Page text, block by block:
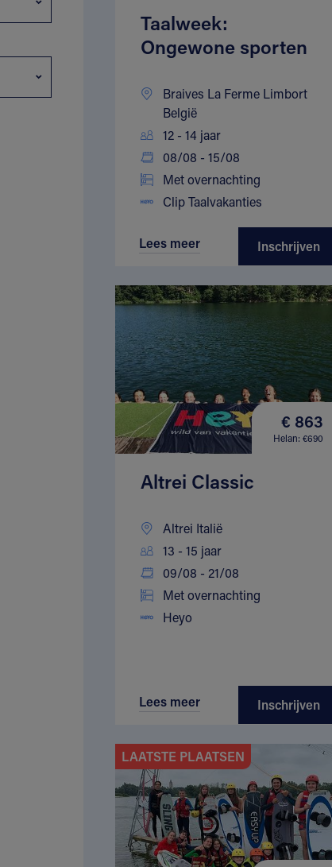
Taalweek:
Ongewone sporten
Braives La Ferme Limbort
België
12 - 14 jaar
08/08 - 15/08
Met overnachting
Clip Taalvakanties
Lees meer Inschrijven
€ 863
Helan: €690
Altrei Classic
Altrei Italië
13 - 15 jaar
09/08 - 21/08
Met overnachting
Heyo
Lees meer Inschrijven
LAATSTE PLAATSEN